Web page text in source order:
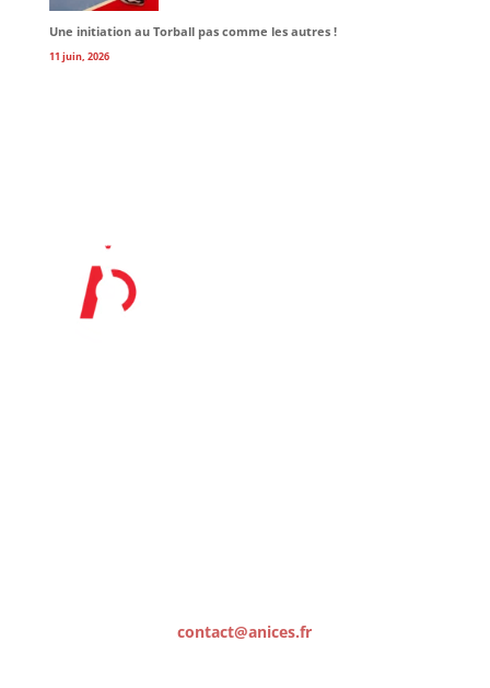
Une initiation au Torball pas comme les autres !
11 juin, 2026
contact@anices.fr